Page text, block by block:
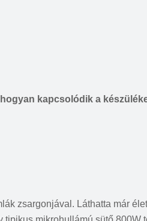
kapcsolódik a
zsargonjával. Láthatta már